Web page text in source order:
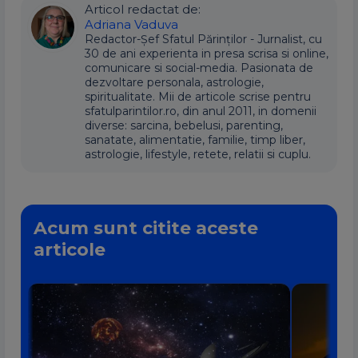
Articol redactat de:
Adriana Vaduva
Redactor-Șef Sfatul Părinților - Jurnalist, cu
30 de ani experienta in presa scrisa si online,
comunicare si social-media. Pasionata de
dezvoltare personala, astrologie,
spiritualitate. Mii de articole scrise pentru
sfatulparintilor.ro, din anul 2011, in domenii
diverse: sarcina, bebelusi, parenting,
sanatate, alimentatie, familie, timp liber,
astrologie, lifestyle, retete, relatii si cuplu.
Acum sunt citite aceste
articole